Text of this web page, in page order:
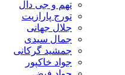
تهم و جی دال
تورج پارازیت
جلال جهانی
جمال سیدی
جمشید گرکانی
جواد خاکپور